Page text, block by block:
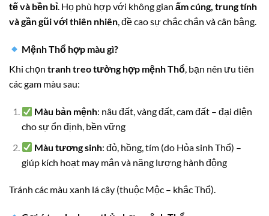
tế và bền bỉ. Họ phù hợp với không gian ấm cúng, trung tính
và gần gũi với thiên nhiên, đề cao sự chắc chắn và cân bằng.
Mệnh Thổ hợp màu gì?
Khi chọn tranh treo tường hợp mệnh Thổ, bạn nên ưu tiên
các gam màu sau:
Màu bản mệnh: nâu đất, vàng đất, cam đất – đại diện
cho sự ổn định, bền vững
Màu tương sinh: đỏ, hồng, tím (do Hỏa sinh Thổ) –
giúp kích hoạt may mắn và năng lượng hành động
Tránh các màu xanh lá cây (thuộc Mộc – khắc Thổ).